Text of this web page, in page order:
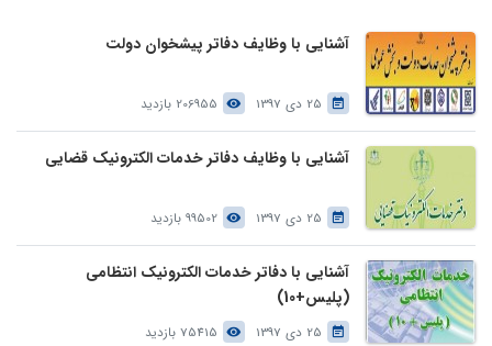
آشنایی با وظایف دفاتر پیشخوان دولت
25 دی 1397 206955 بازدید
آشنایی با وظایف دفاتر خدمات الکترونیک قضایی
25 دی 1397 99502 بازدید
آشنایی با دفاتر خدمات الکترونیک انتظامی
(پلیس+10)
25 دی 1397 75415 بازدید